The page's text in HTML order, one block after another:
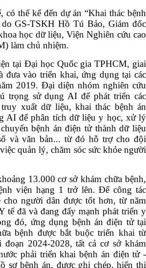
thể kể đến dự án “Khai thác bệnh
GS-TSKH Hồ Tú Bảo, Giám đốc
học dữ liệu, Viện Nghiên cứu cao
làm chủ nhiệm.
tại Đại học Quốc gia TPHCM, giai
đưa vào triển khai, ứng dụng tại các
2019. Đại diện nhóm nghiên cứu
trọng sử dụng AI để phát triển các
xuất dữ liệu, khai thác bệnh án
AI để phân tích dữ liệu y học, xử lý
bệnh án điện tử thành dữ liệu
và văn bản... từ đó hỗ trợ cho đội
quản lý, chăm sóc sức khỏe người
13.000 cơ sở khám chữa bệnh,
viện hạng 1 trở lên. Để công tác
cho người dân được tốt hơn, từ năm
tế đã và đang đẩy mạnh phát triển y
đó, ứng dụng bệnh án điện tử tại
bệnh được bắt buộc triển khai từ
đoạn 2024-2028, tất cả cơ sở khám
phải triển khai bệnh án điện tử -
sơ bệnh án, được ghi chép, hiển thị